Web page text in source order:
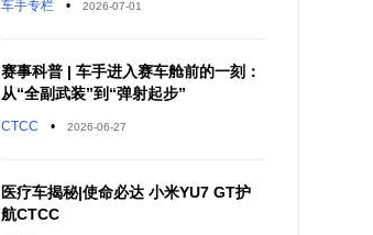
车手专栏 • 2026-07-01
赛事科普 | 车手进入赛车舱前的一刻：
从“全副武装”到“弹射起步”
CTCC • 2026-06-27
医疗车揭秘|使命必达 小米YU7 GT护
航CTCC